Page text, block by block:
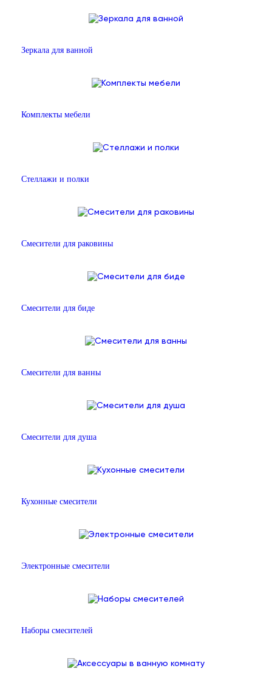
Зеркала для ванной
Комплекты мебели
Стеллажи и полки
Смесители для раковины
Смесители для биде
Смесители для ванны
Смесители для душа
Кухонные смесители
Электронные смесители
Наборы смесителей